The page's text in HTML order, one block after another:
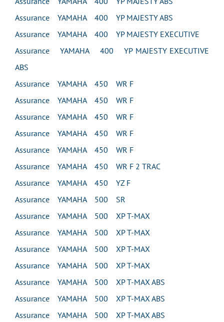
Assurance YAMAHA 400 YP MAJESTY ABS
Assurance YAMAHA 400 YP MAJESTY EXECUTIVE
Assurance YAMAHA 400 YP MAJESTY EXECUTIVE
ABS
Assurance YAMAHA 450 WR F
Assurance YAMAHA 450 WR F
Assurance YAMAHA 450 WR F
Assurance YAMAHA 450 WR F
Assurance YAMAHA 450 WR F
Assurance YAMAHA 450 WR F 2 TRAC
Assurance YAMAHA 450 YZ F
Assurance YAMAHA 500 SR
Assurance YAMAHA 500 XP T-MAX
Assurance YAMAHA 500 XP T-MAX
Assurance YAMAHA 500 XP T-MAX
Assurance YAMAHA 500 XP T-MAX
Assurance YAMAHA 500 XP T-MAX ABS
Assurance YAMAHA 500 XP T-MAX ABS
Assurance YAMAHA 500 XP T-MAX ABS